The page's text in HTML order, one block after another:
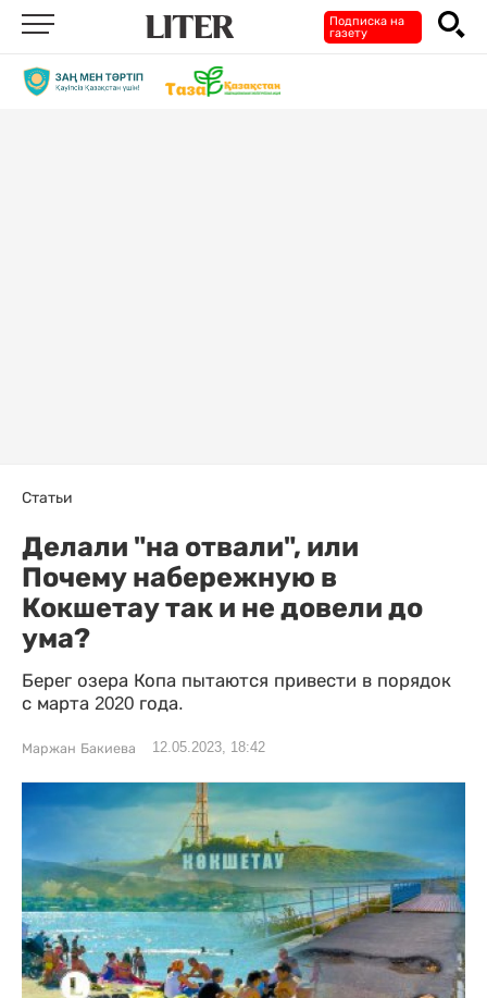
Подписка на
газету
Статьи
Делали "на отвали", или
Почему набережную в
Кокшетау так и не довели до
ума?
Берег озера Копа пытаются привести в порядок
с марта 2020 года.
Маржан Бакиева 12.05.2023, 18:42